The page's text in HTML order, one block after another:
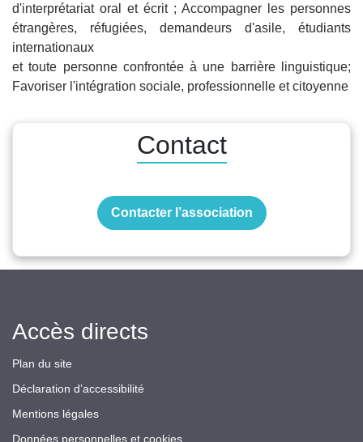
d'interprétariat oral et écrit ; Accompagner les personnes
étrangères, réfugiées, demandeurs d'asile, étudiants
internationaux
et toute personne confrontée à une barrière linguistique;
Favoriser l'intégration sociale, professionnelle et citoyenne
Contact
Contacter l’association
Accès directs
Plan du site
Déclaration d’accessibilité
Mentions légales
Données personnelles et cookies